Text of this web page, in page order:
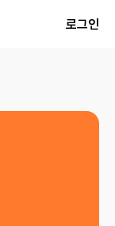
로그인